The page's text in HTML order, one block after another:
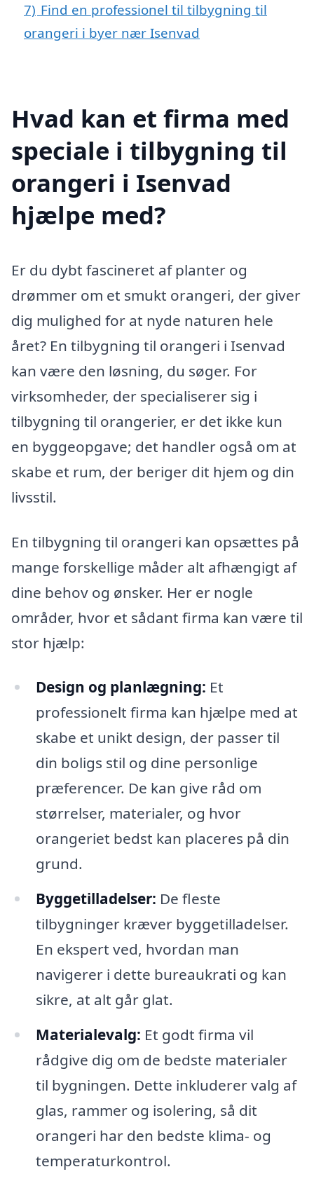
7) Find en professionel til tilbygning til
orangeri i byer nær Isenvad
Hvad kan et firma med
speciale i tilbygning til
orangeri i Isenvad
hjælpe med?
Er du dybt fascineret af planter og
drømmer om et smukt orangeri, der giver
dig mulighed for at nyde naturen hele
året? En tilbygning til orangeri i Isenvad
kan være den løsning, du søger. For
virksomheder, der specialiserer sig i
tilbygning til orangerier, er det ikke kun
en byggeopgave; det handler også om at
skabe et rum, der beriger dit hjem og din
livsstil.
En tilbygning til orangeri kan opsættes på
mange forskellige måder alt afhængigt af
dine behov og ønsker. Her er nogle
områder, hvor et sådant firma kan være til
stor hjælp:
Design og planlægning: Et
professionelt firma kan hjælpe med at
skabe et unikt design, der passer til
din boligs stil og dine personlige
præferencer. De kan give råd om
størrelser, materialer, og hvor
orangeriet bedst kan placeres på din
grund.
Byggetilladelser: De fleste
tilbygninger kræver byggetilladelser.
En ekspert ved, hvordan man
navigerer i dette bureaukrati og kan
sikre, at alt går glat.
Materialevalg: Et godt firma vil
rådgive dig om de bedste materialer
til bygningen. Dette inkluderer valg af
glas, rammer og isolering, så dit
orangeri har den bedste klima- og
temperaturkontrol.